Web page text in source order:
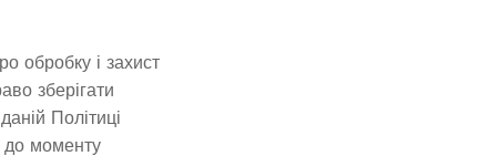
обробку і захист
зберігати
Політиці
до моменту